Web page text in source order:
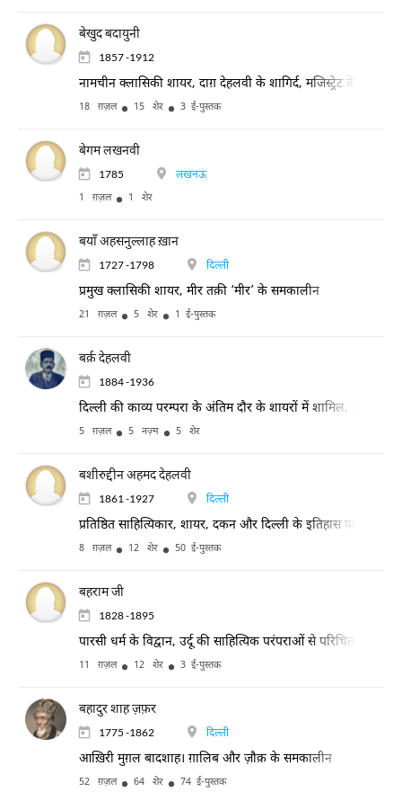
बेखुद बदायुनी
1857 -1912
नामचीन क्लासिकी शायर, दाग़ देहलवी के शागिर्द, मजिस्ट्रेट के पद पर
18 ग़ज़ल 15 शेर 3 ई-पुस्तक
बेगम लखनवी
1785 लखनऊ
1 ग़ज़ल 1 शेर
बयाँ अहसनुल्लाह ख़ान
1727 -1798 दिल्ली
प्रमुख क्लासिकी शायर, मीर तक़ी ‘मीर’ के समकालीन
21 ग़ज़ल 5 शेर 1 ई-पुस्तक
बर्क़ देहलवी
1884 -1936
दिल्ली की काव्य परम्परा के अंतिम दौर के शायरों में शामिल, अपने
5 ग़ज़ल 5 नज़्म 5 शेर
बशीरुद्दीन अहमद देहलवी
1861 -1927 दिल्ली
प्रतिष्ठित साहित्यिकार, शायर, दकन और दिल्ली के इतिहास पर अपनी
8 ग़ज़ल 12 शेर 50 ई-पुस्तक
बहराम जी
1828 -1895
पारसी धर्म के विद्वान, उर्दू की साहित्यिक परंपराओं से परिचित होकर
11 ग़ज़ल 12 शेर 3 ई-पुस्तक
बहादुर शाह ज़फ़र
1775 -1862 दिल्ली
आख़िरी मुग़ल बादशाह। ग़ालिब और ज़ौक़ के समकालीन
52 ग़ज़ल 64 शेर 74 ई-पुस्तक